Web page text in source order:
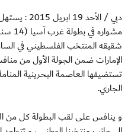
دبي / الأحد
شقيقه المنتخب الفلسطيني في
الإمارات ضمن الجولة الأول من
الجاري.
و ينافس على لقب البطولة كل من